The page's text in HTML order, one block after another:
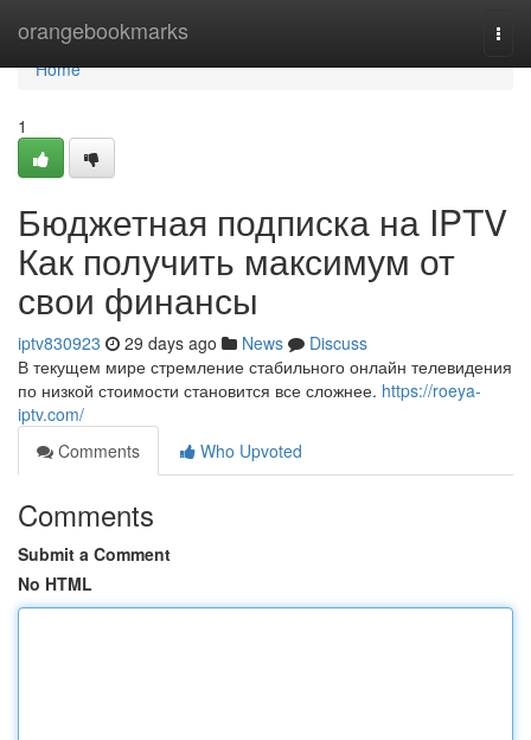
orangebookmarks
Home
Home
1
Бюджетная подписка на IPTV
Как получить максимум от
свои финансы
iptv830923 29 days ago News
Discuss
В текущем мире стремление стабильного онлайн телевидения
по низкой стоимости становится все сложнее. https://roeya-
iptv.com/
Comments
Who Upvoted
Comments
Submit a Comment
No HTML